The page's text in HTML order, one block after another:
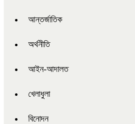
আন্তর্জাতিক
অর্থনীতি
আইন-আদালত
খেলাধুলা
বিনোদন